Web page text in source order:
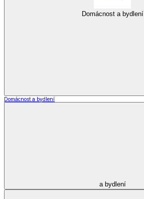
Domácnost a bydlení
Domácnost a bydlení
a bydlení